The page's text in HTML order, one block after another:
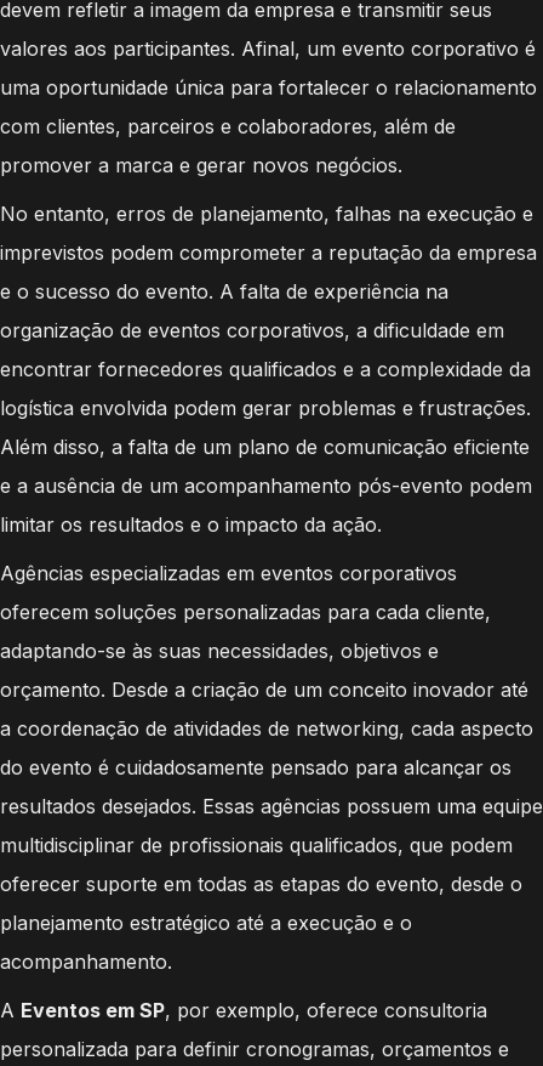
devem refletir a imagem da empresa e transmitir seus
valores aos participantes. Afinal, um evento corporativo é
uma oportunidade única para fortalecer o relacionamento
com clientes, parceiros e colaboradores, além de
promover a marca e gerar novos negócios.
No entanto, erros de planejamento, falhas na execução e
imprevistos podem comprometer a reputação da empresa
e o sucesso do evento. A falta de experiência na
organização de eventos corporativos, a dificuldade em
encontrar fornecedores qualificados e a complexidade da
logística envolvida podem gerar problemas e frustrações.
Além disso, a falta de um plano de comunicação eficiente
e a ausência de um acompanhamento pós-evento podem
limitar os resultados e o impacto da ação.
Agências especializadas em eventos corporativos
oferecem soluções personalizadas para cada cliente,
adaptando-se às suas necessidades, objetivos e
orçamento. Desde a criação de um conceito inovador até
a coordenação de atividades de networking, cada aspecto
do evento é cuidadosamente pensado para alcançar os
resultados desejados. Essas agências possuem uma equipe
multidisciplinar de profissionais qualificados, que podem
oferecer suporte em todas as etapas do evento, desde o
planejamento estratégico até a execução e o
acompanhamento.
A Eventos em SP, por exemplo, oferece consultoria
personalizada para definir cronogramas, orçamentos e